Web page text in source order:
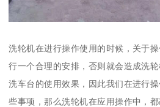
洗轮机在进行操作使用的时候，关于
行一个合理的安排，否则就会造成洗
洗车台的使用效果，因此我们在进行
些事项，那么洗轮机在应用操作中，